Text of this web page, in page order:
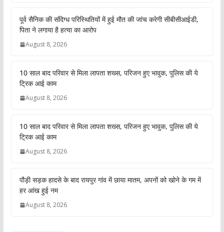
पूर्व सैनिक की संदिग्ध परिस्थितियों में हुई मौत की जांच करेगी सीबीसीआईडी,
पिता ने लगाया है हत्या का आरोप
August 8, 2026
10 साल बाद परिवार से मिला लापता शख्स, परिजन हुए भावुक, पुलिस की ये
ट्रिक आई काम
August 8, 2026
10 साल बाद परिवार से मिला लापता शख्स, परिजन हुए भावुक, पुलिस की ये
ट्रिक आई काम
August 8, 2026
पौड़ी सड़क हादसे के बाद रायपुर गांव में छाया मातम, अपनों को खोने के गम में
हर आंख हुई नम
August 8, 2026